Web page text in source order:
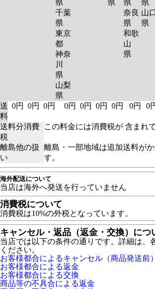
県
千葉
県
東京
都
神奈
川
県
山梨
県
県 県
奈良
県
和歌
山
県
県
山
県
送
料
0円 0円 0円 0円 0円 0円 0円 0円 0
送料分消費
税
この料金には消費税が 含まれ
離島他の扱
い
離島・一部地域は追加送料が
す。
海外配送について
当店は海外へ発送を行っていません
消費税について
消費税は10%の外税となっています。
キャンセル・返品（返金・交換）につ
当店では以下の条件の通りです。詳細は、
ください。
お客様都合によるキャンセル（商品発送前）
お客様都合による返金
お客様都合による交換
商品等の不具合による返金